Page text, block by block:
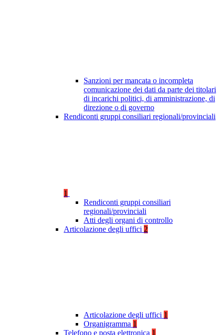
Sanzioni per mancata o incompleta
comunicazione dei dati da parte dei titolari
di incarichi politici, di amministrazione, di
direzione o di governo
Rendiconti gruppi consiliari regionali/provinciali
1
Rendiconti gruppi consiliari
regionali/provinciali
Atti degli organi di controllo
Articolazione degli uffici 2
Articolazione degli uffici 1
Organigramma 1
Telefono e posta elettronica 1